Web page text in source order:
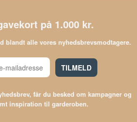
på 1.000 kr.
blandt alle vores nyhedsbrevsmodtagere.
TILMELD
får du besked om kampagner og
inspiration til garderoben.